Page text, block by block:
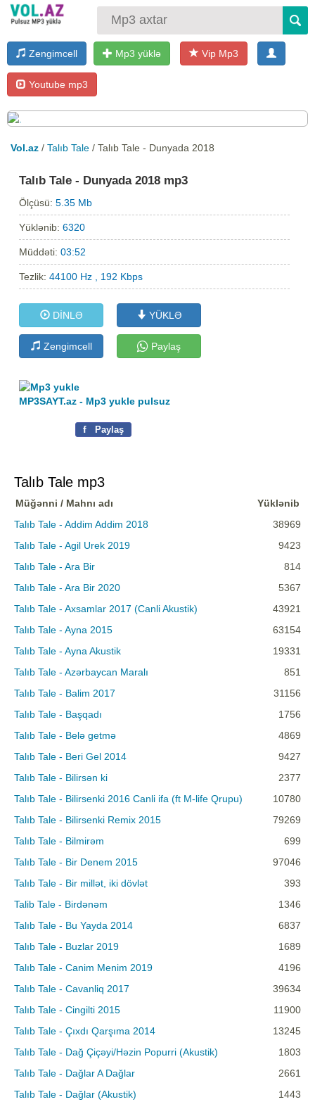
Zengimcell Mp3 yüklə Vip Mp3
Youtube mp3
Vol.az / Talıb Tale / Talıb Tale - Dunyada 2018
Talıb Tale - Dunyada 2018 mp3
Ölçüsü:5.35 Mb
Yüklənib:6320
Müddəti:03:52
Tezlik:44100 Hz , 192 Kbps
DİNLƏ YÜKLƏ
Zengimcell Paylaş
MP3SAYT.az - Mp3 yukle pulsuz
f Paylaş
Talıb Tale mp3
Müğənni / Mahnı adı
Yüklənib
Talıb Tale - Addim Addim 2018
38969
Talıb Tale - Agil Urek 2019
9423
Talıb Tale - Ara Bir
814
Talıb Tale - Ara Bir 2020
5367
Talıb Tale - Axsamlar 2017 (Canli Akustik)
43921
Talıb Tale - Ayna 2015
63154
Talıb Tale - Ayna Akustik
19331
Talıb Tale - Azərbaycan Maralı
851
Talıb Tale - Balim 2017
31156
Talıb Tale - Başqadı
1756
Talıb Tale - Belə getmə
4869
Talıb Tale - Beri Gel 2014
9427
Talıb Tale - Bilirsən ki
2377
Talıb Tale - Bilirsenki 2016 Canli ifa (ft M-life Qrupu)
10780
Talıb Tale - Bilirsenki Remix 2015
79269
Talıb Tale - Bilmirəm
699
Talıb Tale - Bir Denem 2015
97046
Talıb Tale - Bir millət, iki dövlət
393
Talib Tale - Birdənəm
1346
Talıb Tale - Bu Yayda 2014
6837
Talıb Tale - Buzlar 2019
1689
Talıb Tale - Canim Menim 2019
4196
Talıb Tale - Cavanliq 2017
39634
Talıb Tale - Cingilti 2015
11900
Talıb Tale - Çıxdı Qarşıma 2014
13245
Talıb Tale - Dağ Çiçəyi/Həzin Popurri (Akustik)
1803
Talıb Tale - Dağlar A Dağlar
2661
Talıb Tale - Dağlar (Akustik)
1443